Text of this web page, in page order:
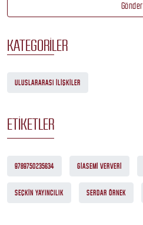
Gönder
KATEGORILER
ULUSLARARASI ILIŞKILER
ETIKETLER
9789750235634 GIASEMI VERVERI
SEÇKIN YAYINCILIK SERDAR ÖRNEK